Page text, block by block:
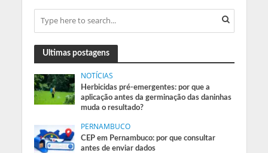
Ultimas postagens
NOTÍCIAS
Herbicidas pré-emergentes: por que a
aplicação antes da germinação das daninhas
muda o resultado?
PERNAMBUCO
CEP em Pernambuco: por que consultar
antes de enviar dados